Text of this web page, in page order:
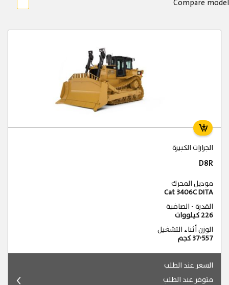
Compare model
الجرارات الكبيرة
D8R
موديل المحرك
Cat 3406C DITA
القدرة - الصافية
226 كيلووات
الوزن أثناء التشغيل
37٬557 كجم
السعر عند الطلب
متوفر عند الطلب